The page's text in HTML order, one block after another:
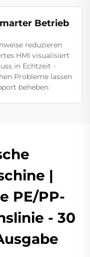
Betrieb
reduzieren
HMI visualisiert
in Echtzeit -
Probleme lassen
beheben
|
PE/PP-
- 30